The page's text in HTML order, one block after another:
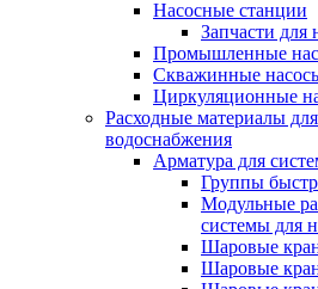
Насосные станции
Запчасти для
Промышленные
Скважинные
Циркуляционные
Расходные материалы
водоснабжения
Арматура для
Группы
Модульные
системы для
Шаровые
Шаровые